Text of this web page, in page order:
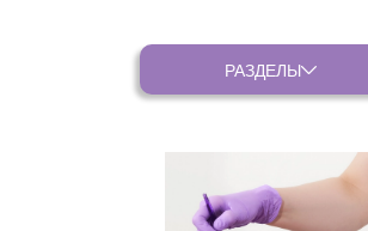
РАЗДЕЛЫ